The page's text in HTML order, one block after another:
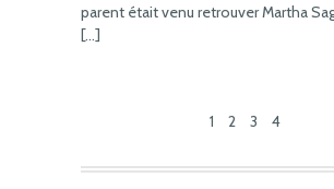
parent était venu retrouver Martha
[…]
1 2 3 4